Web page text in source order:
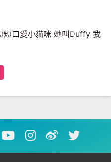
短口愛小貓咪 她叫Duffy 我